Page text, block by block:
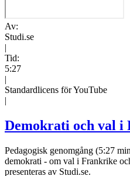
Av:
Studi.se
|
Tid:
5:27
|
Standardlicens för YouTube
|
Demokrati och val i
Pedagogisk genomgång (5:27
demokrati - om val i Frankrike
presenteras av Studi.se.